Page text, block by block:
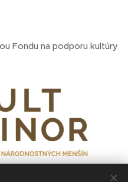
Fondu na podporu kultúry